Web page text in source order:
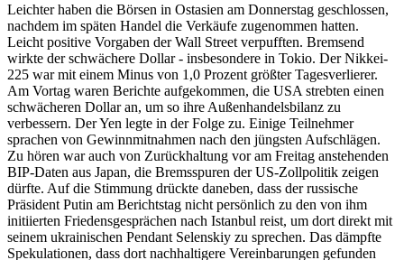
Leichter haben die Börsen in Ostasien am Donnerstag geschlossen,
nachdem im späten Handel die Verkäufe zugenommen hatten.
Leicht positive Vorgaben der Wall Street verpufften. Bremsend
wirkte der schwächere Dollar - insbesondere in Tokio. Der Nikkei-
225 war mit einem Minus von 1,0 Prozent größter Tagesverlierer.
Am Vortag waren Berichte aufgekommen, die USA strebten einen
schwächeren Dollar an, um so ihre Außenhandelsbilanz zu
verbessern. Der Yen legte in der Folge zu. Einige Teilnehmer
sprachen von Gewinnmitnahmen nach den jüngsten Aufschlägen.
Zu hören war auch von Zurückhaltung vor am Freitag anstehenden
BIP-Daten aus Japan, die Bremsspuren der US-Zollpolitik zeigen
dürfte. Auf die Stimmung drückte daneben, dass der russische
Präsident Putin am Berichtstag nicht persönlich zu den von ihm
initiierten Friedensgesprächen nach Istanbul reist, um dort direkt mit
seinem ukrainischen Pendant Selenskiy zu sprechen. Das dämpfte
Spekulationen, dass dort nachhaltigere Vereinbarungen gefunden